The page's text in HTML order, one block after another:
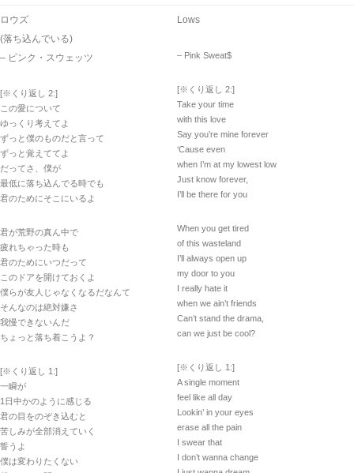
ロウズ
(落ち込んでいる)
– ピンク・スウェッツ
[※くり返し 2:]
この愛について
ゆっくり考えてよ
ずっと僕のものだと言って
ずっと覚えててよ
だってさ、僕が
最低に落ち込んでる時でも
君のためにそこにいるよ
君が荒野の真ん中で
疲れちゃった時も
君のためにいつだって
このドアを開けておくよ
僕らが友人じゃなくなるだなんて
そんなのは絶対嫌さ
我慢できないんだ
ちょっと落ち着こうよ？
[※くり返し 1:]
一瞬が
1日中かのように感じる
君の目をのぞき込むと
苦しみが全部消えていく
誓うよ
僕は変わりたくない
Lows
– Pink Sweat$
[※くり返し 2:]
Take your time
with this love
Say you’re mine forever
‘Cause even
when I’m at my lowest low
Just know forever,
I’ll be there for you
When you get tired
of this wasteland
I’ll always open up
my door to you
I really hate it
when we ain’t friends
Can’t stand the drama,
can we just be cool?
[※くり返し 1:]
A single moment
feel like all day
Lookin’ in your eyes
erase all the pain
I swear that
I don’t wanna change